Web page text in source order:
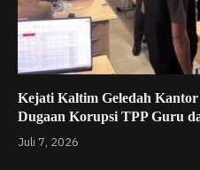
Kejati Kaltim Geledah
Dugaan Korupsi TPP Guru
Juli 7, 2026